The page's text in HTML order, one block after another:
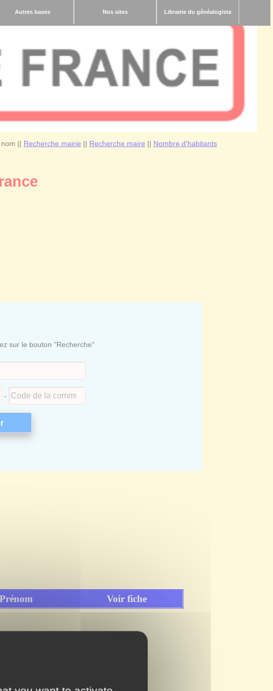
Autres bases Nos sites Librairie du généalogiste
|| Recherche mairie || Recherche maire || Nombre d'habitants
sur le bouton "Recherche"
-
Voir fiche